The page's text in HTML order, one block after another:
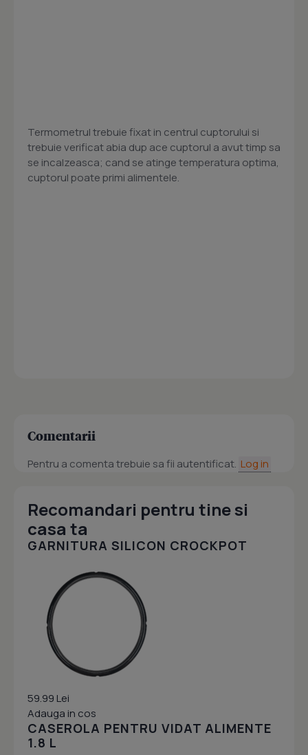
Termometrul trebuie fixat in centrul cuptorului si
trebuie verificat abia dup ace cuptorul a avut timp sa
se incalzeasca; cand se atinge temperatura optima,
cuptorul poate primi alimentele.
Comentarii
Pentru a comenta trebuie sa fii autentificat. Log in
Recomandari pentru tine si
casa ta
GARNITURA SILICON CROCKPOT
59.99 Lei
Adauga in cos
CASEROLA PENTRU VIDAT ALIMENTE
1.8 L